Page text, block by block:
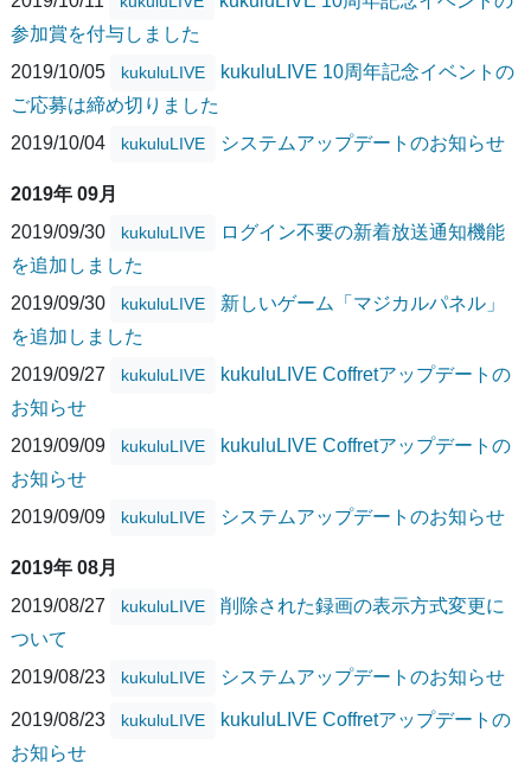
参加賞を付与しました
2019/10/05
kukuluLIVE
kukuluLIVE 10周年記念イベントの
ご応募は締め切りました
2019/10/04
kukuluLIVE システムアップデートのお知らせ
2019年 09月
2019/09/30
kukuluLIVE
ログイン不要の新着放送通知機能
を追加しました
2019/09/30
kukuluLIVE
新しいゲーム「マジカルパネル」
を追加しました
2019/09/27
kukuluLIVE
kukuluLIVE Coffretアップデートの
お知らせ
2019/09/09
kukuluLIVE
kukuluLIVE Coffretアップデートの
お知らせ
2019/09/09
kukuluLIVE システムアップデートのお知らせ
2019年 08月
2019/08/27
kukuluLIVE
削除された録画の表示方式変更に
ついて
2019/08/23
kukuluLIVE システムアップデートのお知らせ
2019/08/23 kukuluLIVE
kukuluLIVE Coffretアップデートの
お知らせ